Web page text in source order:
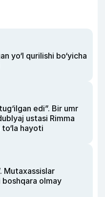
yo‘l qurilishi bo‘yicha
edi”. Bir umr
ustasi Rimma
hayoti
Mutaxassislar
olmay